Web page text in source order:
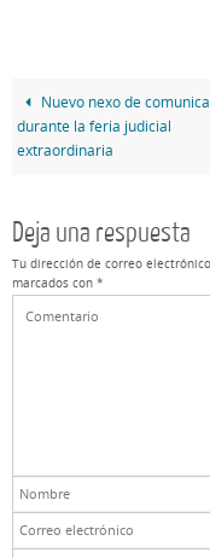
Nuevo nexo de
durante la feria judicial
extraordinaria
Deja una respuesta
Tu dirección de correo
marcados con *